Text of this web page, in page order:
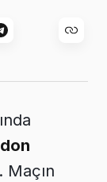
Maçın